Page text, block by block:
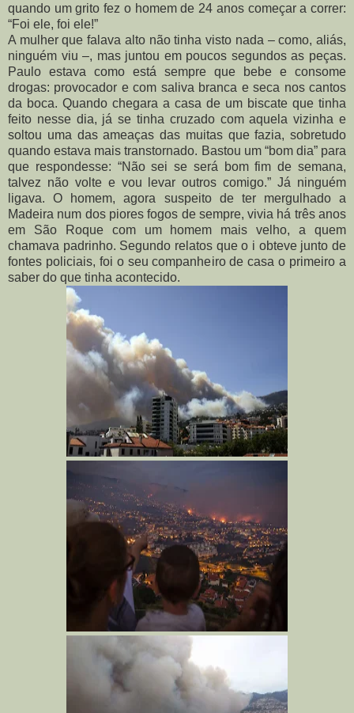
quando um grito fez o homem de 24 anos começar a correr:
“Foi ele, foi ele!”
A mulher que falava alto não tinha visto nada – como, aliás,
ninguém viu –, mas juntou em poucos segundos as peças.
Paulo estava como está sempre que bebe e consome
drogas: provocador e com saliva branca e seca nos cantos
da boca. Quando chegara a casa de um biscate que tinha
feito nesse dia, já se tinha cruzado com aquela vizinha e
soltou uma das ameaças das muitas que fazia, sobretudo
quando estava mais transtornado. Bastou um “bom dia” para
que respondesse: “Não sei se será bom fim de semana,
talvez não volte e vou levar outros comigo.” Já ninguém
ligava.O homem, agora suspeito de ter mergulhado a
Madeira num dos piores fogos de sempre, vivia há três anos
em São Roque com um homem mais velho, a quem
chamava padrinho. Segundo relatos que o i obteve junto de
fontes policiais, foi o seu companheiro de casa o primeiro a
saber do que tinha acontecido.